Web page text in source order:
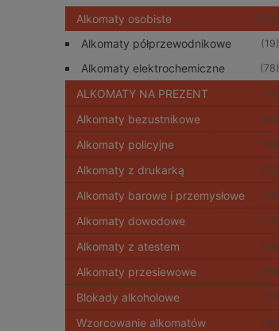
Alkomaty osobiste (110)
Alkomaty półprzewodnikowe (19)
Alkomaty elektrochemiczne (78)
ALKOMATY NA PREZENT (6)
Alkomaty bezustnikowe (24)
Alkomaty policyjne (26)
Alkomaty z drukarką (12)
Alkomaty barowe i przemysłowe (3)
Alkomaty dowodowe (23)
Alkomaty z atestem (16)
Alkomaty przesiewowe (19)
Blokady alkoholowe (2)
Wzorcowanie alkomatów (10)